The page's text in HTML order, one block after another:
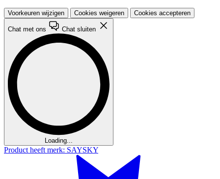
Voorkeuren wijzigen Cookies weigeren Cookies accepteren
Chat met ons Chat sluiten
Loading...
Product heeft merk: SAYSKY